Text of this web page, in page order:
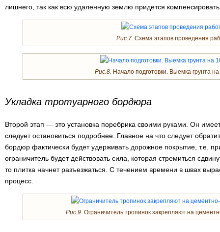
лишнего, так как всю удаленную землю придется
Рис.7. Схема этапов проведения
Рис.8. Начало подготовки. Выемка грунта
Укладка тротуарного бордюра
Второй этап — это установка поребрика своими руками. Он
следует остановиться подробнее. Главное на что следует
бордюр фактически будет удерживать дорожное покрытие, т.е.
ограничитель будет действовать сила, которая стремиться
то плитка начнет разъезжаться. С течением времени в швах
процесс.
Рис.9. Ограничитель тропинок закрепляют на